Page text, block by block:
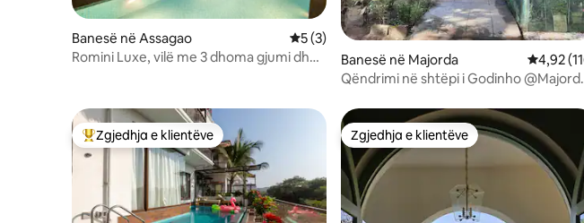
Banesë në Assagao Vlerësimi mesatar 5 nga 5, 3 vlerësime
5 (3)
Romini Luxe, vilë me 3 dhoma gjumi dhe
Banesë në Majorda
4,92
Qëndrimi në shtëpi i Godinho
Më të mirat e zgjedhjeve të klientëve
Zgjedhja e klientëve Zgjedhja e klientëve
Zgjedhja e klientëve